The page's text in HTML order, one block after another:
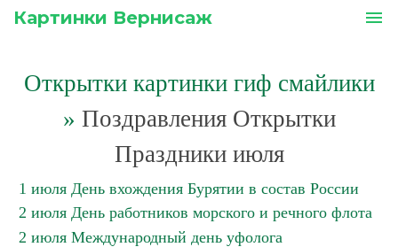
Картинки Вернисаж menu
Открытки картинки гиф смайлики
» Поздравления Открытки
Праздники июля
1 июля День вхождения Бурятии в состав России
2 июля День работников морского и речного флота
2 июля Международный день уфолога